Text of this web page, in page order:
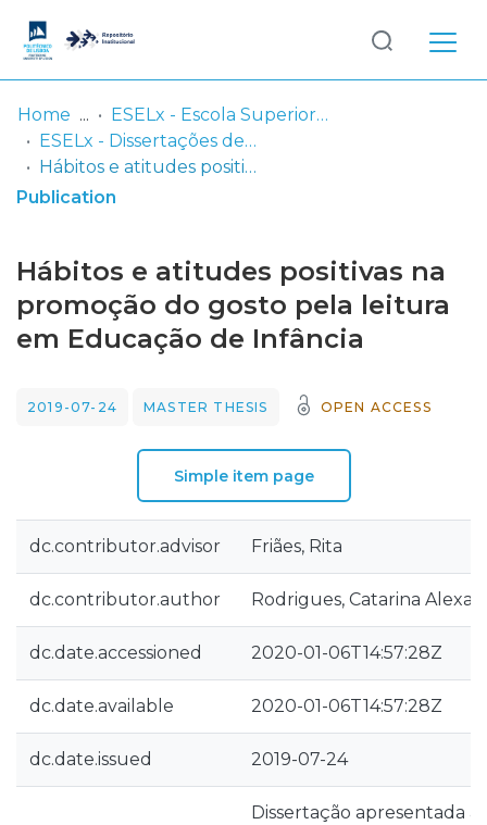
Communities
& Collections
Statistics
Log
In
Home
ESELx - Escola Superior de Educação de Lisboa
ESELx - Dissertações de Mestrado
Hábitos e atitudes positivas na promoção do gosto pela leitura em Educação de Infância
Publication
Hábitos e atitudes positivas na
promoção do gosto pela leitura
em Educação de Infância
2019-07-24 MASTER THESIS OPEN ACCESS
Simple item page
dc.contributor.advisor Friães, Rita
dc.contributor.author Rodrigues, Catarina
dc.date.accessioned 2020-01-06T14:57:28Z
dc.date.available 2020-01-06T14:57:28Z
dc.date.issued 2019-07-24
Dissertação apresentada